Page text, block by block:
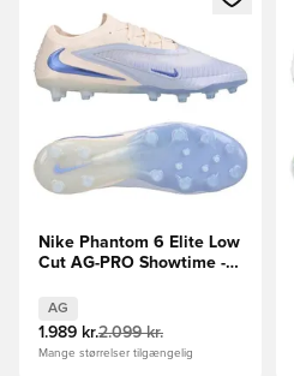
Nike Phantom 6 Elite Low
Cut AG-PRO Showtime -
AG
1.989 kr.2.099 kr.
Mange størrelser tilgængelig